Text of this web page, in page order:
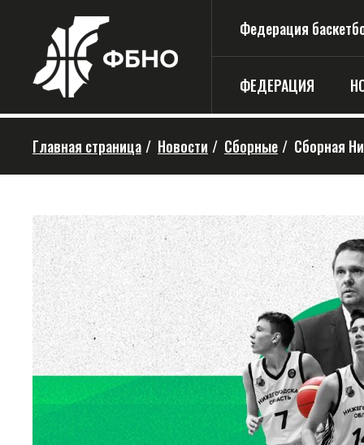
Федерация
ФЕДЕРАЦИЯ
Главная страница / Новости / Сборные / Сборная